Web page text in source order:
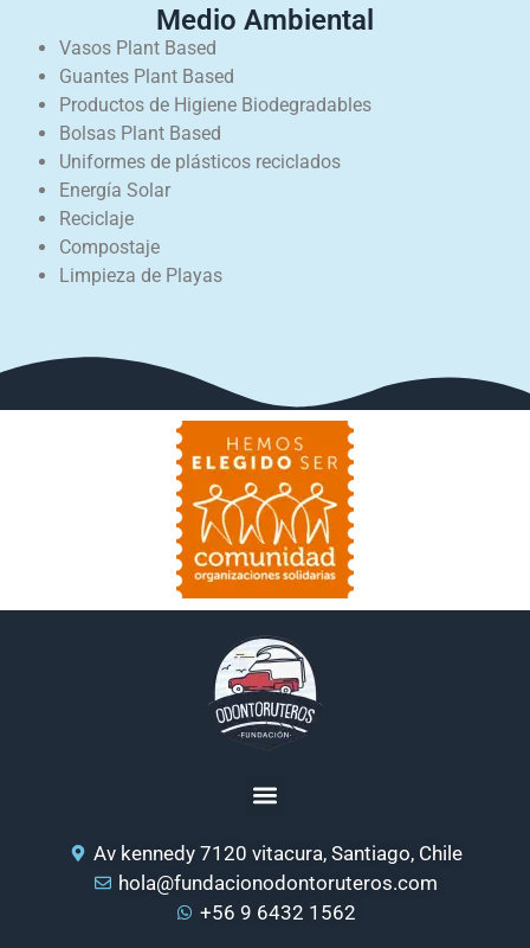
Medio Ambiental
Vasos Plant Based
Guantes Plant Based
Productos de Higiene Biodegradables
Bolsas Plant Based
Uniformes de plásticos reciclados
Energía Solar
Reciclaje
Compostaje
Limpieza de Playas
Av kennedy 7120 vitacura, Santiago, Chile
hola@fundacionodontoruteros.com
+56 9 6432 1562